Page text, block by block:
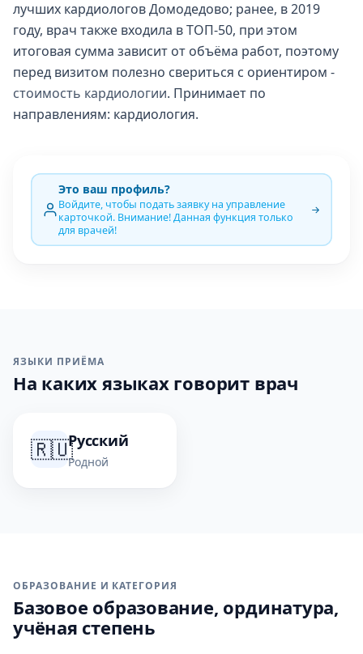
лучших кардиологов Домодедово; ранее, в 2019
году, врач также входила в ТОП-50, при этом
итоговая сумма зависит от объёма работ, поэтому
перед визитом полезно свериться с ориентиром -
стоимость кардиологии. Принимает по
направлениям: кардиология.
Это ваш профиль?
Войдите, чтобы подать заявку на управление
карточкой. Внимание! Данная функция только
для врачей!
ЯЗЫКИ ПРИЁМА
На каких языках говорит врач
🇷🇺Русский
Родной
ОБРАЗОВАНИЕ И КАТЕГОРИЯ
Базовое образование, ординатура,
учёная степень